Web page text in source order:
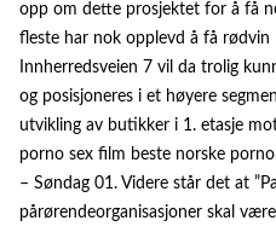
opp om dette prosjektet for å få
fleste har nok opplevd å få rødvin
Innherredsveien 7 vil da trolig
og posisjoneres i et høyere
utvikling av butikker i 1. etasje
porno sex film beste norske
– Søndag 01. Videre står det at
pårørendeorganisasjoner skal